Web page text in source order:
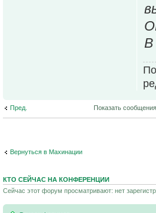
В
Пред. Показать
Вернуться в Махинации
КТО СЕЙЧАС НА КОНФЕРЕНЦИИ
Сейчас этот форум просматривают: нет